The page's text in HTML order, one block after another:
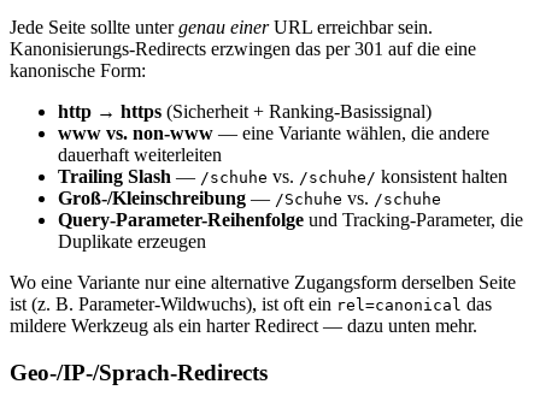
Jede Seite sollte untergenau einerURL erreichbar sein.
Kanonisierungs-Redirects erzwingen das per 301 auf die eine
kanonische Form:
http → https (Sicherheit + Ranking-Basissignal)
www vs. non-www — eine Variante wählen, die andere
dauerhaft weiterleiten
Trailing Slash — /schuhe vs. /schuhe/ konsistent halten
Groß-/Kleinschreibung — /Schuhe vs. /schuhe
Query-Parameter-Reihenfolge und Tracking-Parameter, die
Duplikate erzeugen
Wo eine Variante nur eine alternative Zugangsform derselben Seite
ist (z. B. Parameter-Wildwuchs), ist oft ein rel=canonical das
mildere Werkzeug als ein harter Redirect — dazu unten mehr.
Geo-/IP-/Sprach-Redirects